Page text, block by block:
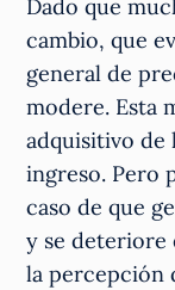
Dado que
cambio, que
general de
modere. Esta
adquisitivo de
ingreso. Pero
caso de que
y se deteriore
la percepción